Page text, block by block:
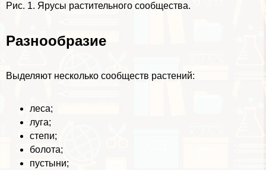
Рис. 1. Ярусы растительного сообщества.
Разнообразие
Выделяют несколько сообществ растений:
леса;
луга;
степи;
болота;
пустыни;